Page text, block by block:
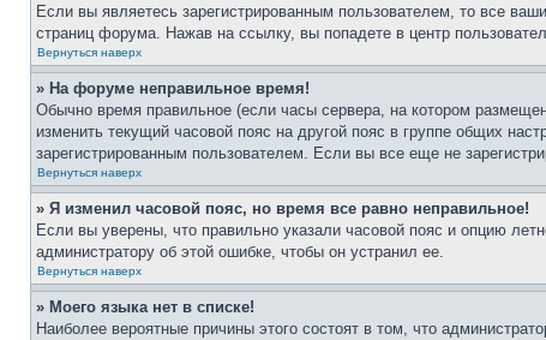
Если вы являетесь зарегистрированным пользователем, то все
страниц форума. Нажав на ссылку, вы попадете в центр
Вернуться наверх
» На форуме неправильное время!
Обычно время правильное (если часы сервера, на котором
изменить текущий часовой пояс на другой пояс в группе общих
зарегистрированным пользователем. Если вы все еще не
Вернуться наверх
» Я изменил часовой пояс, но время все равно неправильное!
Если вы уверены, что правильно указали часовой пояс и опцию
администратору об этой ошибке, чтобы он устранил ее.
Вернуться наверх
» Моего языка нет в списке!
Наиболее вероятные причины этого состоят в том, что